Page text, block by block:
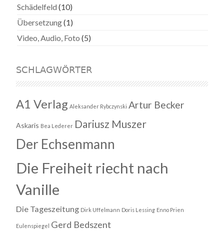
Schädelfeld (10)
Übersetzung(1)
Video, Audio, Foto (5)
SCHLAGWÖRTER
A1 Verlag Aleksander Rybczynski Artur Becker
Askaris Bea Lederer Dariusz Muszer
Der Echsenmann
Die Freiheit riecht nach
Vanille
Die Tageszeitung Dirk Uffelmann Doris Lessing Enno Prien
Eulenspiegel Gerd Bedszent